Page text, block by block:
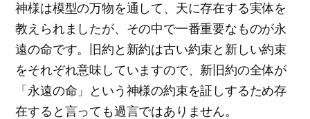
神様は模型の万物を通して、天に存在する実体を
教えられましたが、その中で一番重要なものが永
遠の命です。旧約と新約は古い約束と新しい約束
をそれぞれ意味していますので、新旧約の全体が
「永遠の命」という神様の約束を証しするため存
在すると言っても過言ではありません。